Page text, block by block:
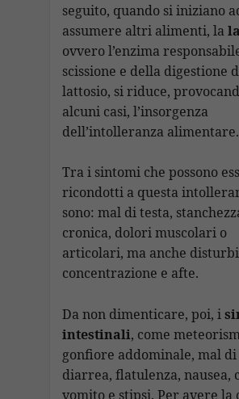
seguito, quando si iniziano
assumere altri alimenti, la
ovvero l’enzima
scissione e della digestione
lattosio, si riduce,
alcuni casi, l’insorgenza
dell’intolleranza alimentare.
Tra i sintomi che possono
ricondotti a questa
sono: mal di testa,
cronica, dolori muscolari o
articolari, ma anche
concentrazione e afte.
Da non dimenticare, poi, i
intestinali, come
gonfiore addominale, mal di
diarrea, flatulenza, nausea,
vomito e stipsi. Per avere la